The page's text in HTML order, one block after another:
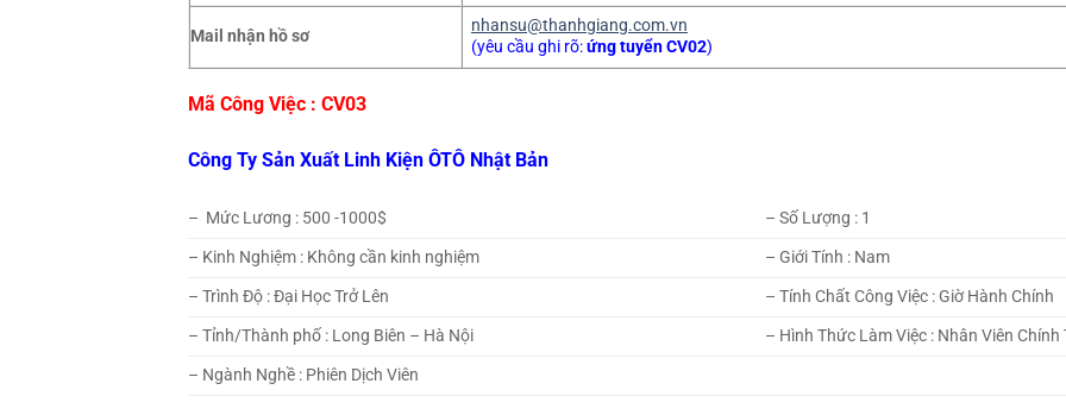
Mail nhận hồ sơ
nhansu@thanhgiang.com.vn
(yêu cầu ghi rõ:ứng tuyển CV02)
Mã Công Việc : CV03
Công Ty Sản Xuất Linh Kiện ÔTÔ Nhật Bản
– Mức Lương : 500 -1000$
– Số Lượng : 1
– Kinh Nghiệm : Không cần kinh nghiệm
– Giới Tính : Nam
– Trình Độ : Đại Học Trở Lên
– Tính Chất Công Việc : Giờ Hành Chính
– Tỉnh/Thành phố : Long Biên – Hà Nội
– Hình Thức Làm Việc : Nhân Viên Chính
– Ngành Nghề : Phiên Dịch Viên